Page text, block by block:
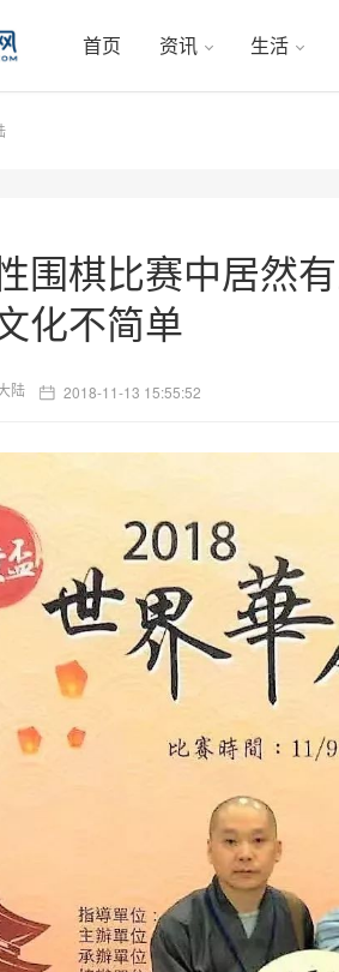
首页 资讯 生活
围棋比赛中居然
化不简单
陆 2018-11-13 15:55:52